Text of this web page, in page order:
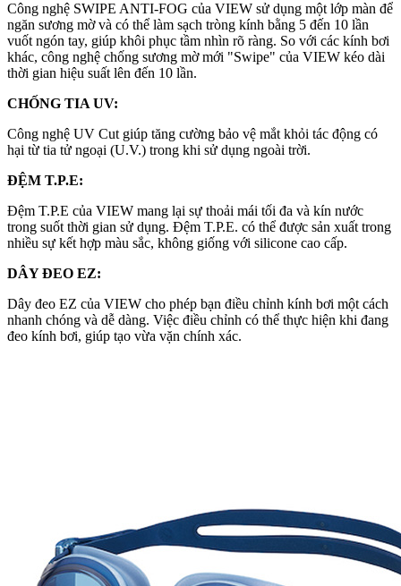
Công nghệ SWIPE ANTI-FOG của VIEW sử dụng một lớp màn để
ngăn sương mờ và có thể làm sạch tròng kính bằng 5 đến 10 lần
vuốt ngón tay, giúp khôi phục tầm nhìn rõ ràng. So với các kính bơi
khác, công nghệ chống sương mờ mới "Swipe" của VIEW kéo dài
thời gian hiệu suất lên đến 10 lần.
CHỐNG TIA UV:
Công nghệ UV Cut giúp tăng cường bảo vệ mắt khỏi tác động có
hại từ tia tử ngoại (U.V.) trong khi sử dụng ngoài trời.
ĐỆM T.P.E:
Đệm T.P.E của VIEW mang lại sự thoải mái tối đa và kín nước
trong suốt thời gian sử dụng. Đệm T.P.E. có thể được sản xuất trong
nhiều sự kết hợp màu sắc, không giống với silicone cao cấp.
DÂY ĐEO EZ:
Dây đeo EZ của VIEW cho phép bạn điều chỉnh kính bơi một cách
nhanh chóng và dễ dàng. Việc điều chỉnh có thể thực hiện khi đang
đeo kính bơi, giúp tạo vừa vặn chính xác.